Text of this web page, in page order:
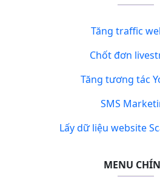
Tăng traffic
Chốt đơn
Tăng tương tác
SMS
Lấy dữ liệu website
MENU